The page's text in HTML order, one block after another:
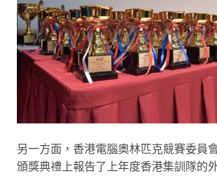
另一方面，香港電腦奧林匹克競賽委員
頒獎典禮上報告了上年度香港集訓隊的